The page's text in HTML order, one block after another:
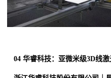
04 华睿科技：亚微米级3D线